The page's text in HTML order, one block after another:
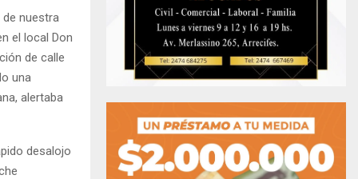
nuestra
el local Don
de calle
una
alertaba
desalojo